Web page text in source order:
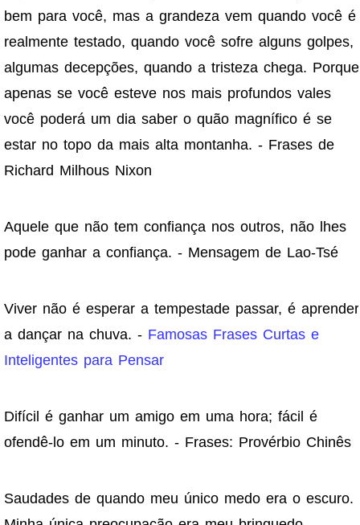
bem para você, mas a grandeza vem quando você é
realmente testado, quando você sofre alguns golpes,
algumas decepções, quando a tristeza chega. Porque
apenas se você esteve nos mais profundos vales
você poderá um dia saber o quão magnífico é se
estar no topo da mais alta montanha. - Frases de
Richard Milhous Nixon
Aquele que não tem confiança nos outros, não lhes
pode ganhar a confiança. - Mensagem de Lao-Tsé
Viver não é esperar a tempestade passar, é aprender
a dançar na chuva. - Famosas Frases Curtas e
Inteligentes para Pensar
Difícil é ganhar um amigo em uma hora; fácil é
ofendê-lo em um minuto. - Frases: Provérbio Chinês
Saudades de quando meu único medo era o escuro.